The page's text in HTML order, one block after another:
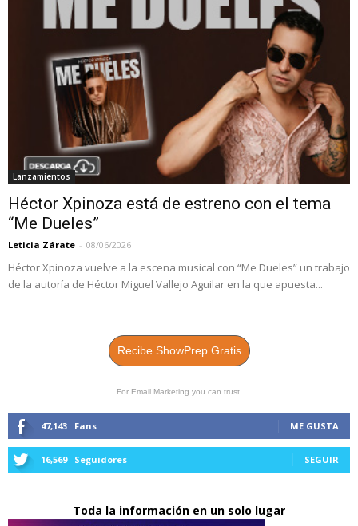
Lanzamientos
Héctor Xpinoza está de estreno con el tema
“Me Dueles”
Leticia Zárate - 08/06/2026
Héctor Xpinoza vuelve a la escena musical con “Me Dueles” un trabajo
de la autoría de Héctor Miguel Vallejo Aguilar en la que apuesta...
Recibe ShowPrep Gratis
For Email Marketing you can trust.
47,143 Fans ME GUSTA
16,569 Seguidores SEGUIR
Toda la información en un solo lugar